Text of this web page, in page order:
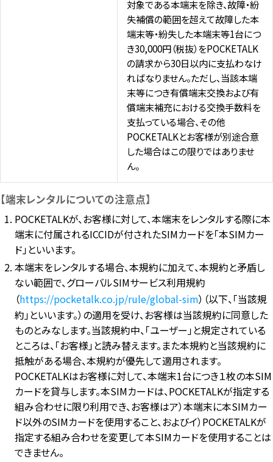
対象である本端末を除き、故障・紛
失補償の範囲を超えて故障した本
端末等・紛失した本端末等1台につ
き30,000円（税抜）をPOCKETALK
の請求から30日以内に支払わなけ
ればなりません。ただし、当該本端
末等につき有償端末交換および有
償端末補充における交換手数料を
支払っている場合、その他
POCKETALKとお客様が別途合意
した場合はこの限りではありませ
ん。
【端末レンタルについての注意点】
POCKETALKが、お客様に対して、本端末をレンタルする際に本
端末に付属されるICCIDが付されたSIMカードを「本SIMカー
ド」といいます。
本端末をレンタルする場合、本規約に加えて、本規約と矛盾し
ない範囲で、グローバルSIMサービス利用規約
（https://pocketalk.co.jp/rule/global-sim）（以下、「当該規
約」といいます。）の適用を受け、お客様は当該規約に同意した
ものとみなします。当該規約中、「ユーザー」と規定されている
ところは、「お客様」と読み替えます。また本規約と当該規約に
抵触がある場合、本規約が優先して適用されます。
POCKETALKはお客様に対して、本端末1台につき１枚の本SIM
カードを貸与します。本SIMカードは、POCKETALKが指定する
組み合わせに限り利用でき、お客様はア）本端末に本SIMカー
ド以外のSIMカードを使用すること、およびイ）POCKETALKが
指定する組み合わせを変更して本SIMカードを使用することは
できません。